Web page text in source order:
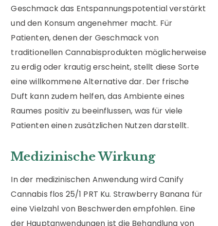
Geschmack das Entspannungspotential verstärkt
und den Konsum angenehmer macht. Für
Patienten, denen der Geschmack von
traditionellen Cannabisprodukten möglicherweise
zu erdig oder krautig erscheint, stellt diese Sorte
eine willkommene Alternative dar. Der frische
Duft kann zudem helfen, das Ambiente eines
Raumes positiv zu beeinflussen, was für viele
Patienten einen zusätzlichen Nutzen darstellt.
Medizinische Wirkung
In der medizinischen Anwendung wird Canify
Cannabis flos 25/1 PRT Ku. Strawberry Banana für
eine Vielzahl von Beschwerden empfohlen. Eine
der Hauptanwendungen ist die Behandlung von